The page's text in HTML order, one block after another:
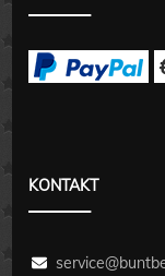
KONTAKT